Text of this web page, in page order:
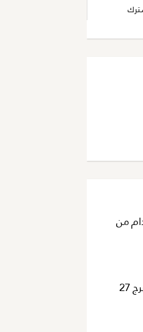
من
بُني هذا المشروع على قطعة أرض مساحتها 7,000 متر مربع، ويتكون من برج واحد يوفر 246 وحدة سكنية للبيع. يبلغ ارتفاع البرج 27